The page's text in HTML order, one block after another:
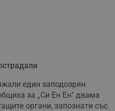
един заподозрян
за „Си Ен Ен" двама
органи, запознати със